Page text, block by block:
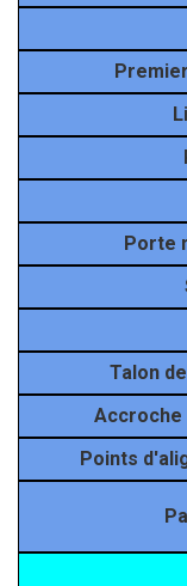
Porte
Talon
Accroche
Points